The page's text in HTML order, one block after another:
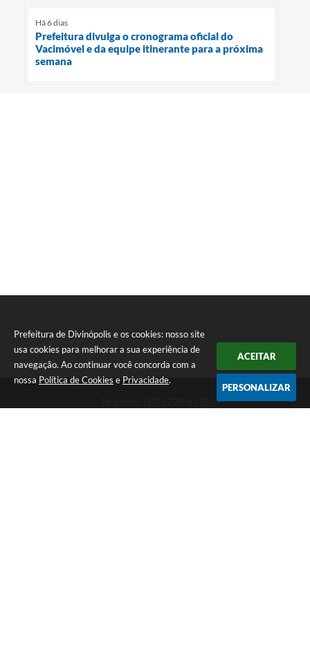
Prefeitura de Divinópolis e os cookies: nosso site
usa cookies para melhorar a sua experiência de
navegação. Ao continuar você concorda com a
nossa Política de Cookies e Privacidade.
ACEITAR
PERSONALIZAR
Há 6 dias
Prefeitura divulga o cronograma oficial do
Vacimóvel e da equipe itinerante para a próxima
semana